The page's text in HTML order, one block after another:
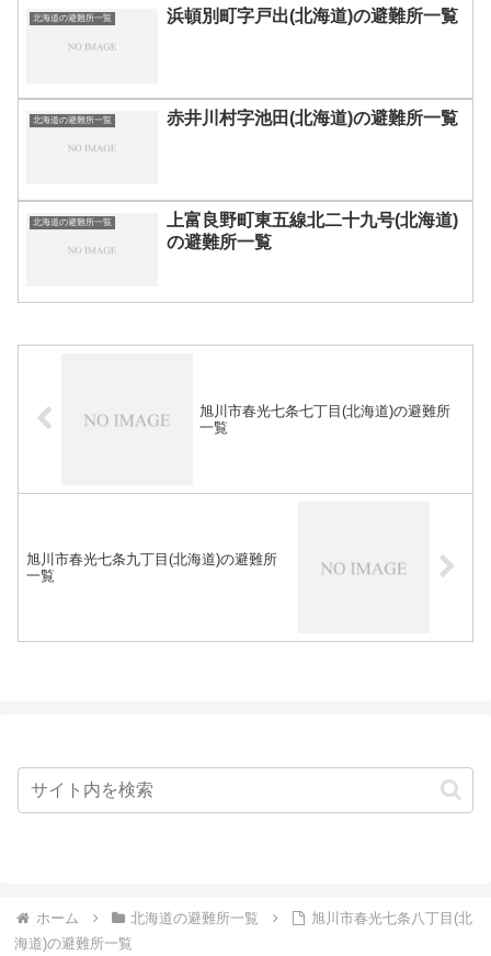
北海道の避難所一覧 浜頓別町字戸出(北海道)の避難所一覧
北海道の避難所一覧 赤井川村字池田(北海道)の避難所一覧
北海道の避難所一覧
上富良野町東五線北二十九号(北海道)
の避難所一覧
旭川市春光七条七丁目(北海道)の避難所
一覧
旭川市春光七条九丁目(北海道)の避難所
一覧
ホーム 北海道の避難所一覧
旭川市春光七条八丁目(北
海道)の避難所一覧